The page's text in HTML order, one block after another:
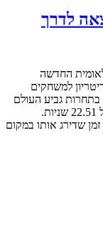
לדרך
החדשה
למשחקים
הששי בתחרות גביע העולם
בבודאפשט במשחה ל-50 מטרים חופשי עם זמן של 22.51 שניות.
קבע מירון זמן של 22.65 שניות, זמן שדירג אותו במקום